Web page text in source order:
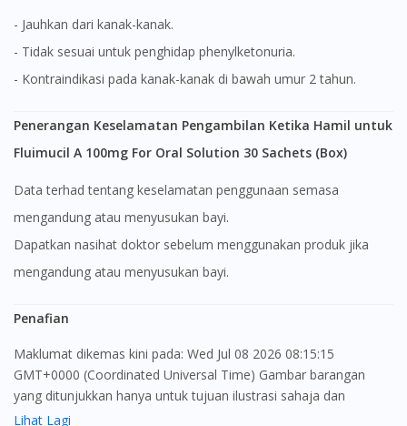
- Jauhkan dari kanak-kanak.
- Tidak sesuai untuk penghidap phenylketonuria.
- Kontraindikasi pada kanak-kanak di bawah umur 2 tahun.
Penerangan Keselamatan Pengambilan Ketika Hamil untuk
Fluimucil A 100mg For Oral Solution 30 Sachets (Box)
Data terhad tentang keselamatan penggunaan semasa
mengandung atau menyusukan bayi.
Dapatkan nasihat doktor sebelum menggunakan produk jika
mengandung atau menyusukan bayi.
Penafian
Maklumat dikemas kini pada: Wed Jul 08 2026 08:15:15
GMT+0000 (Coordinated Universal Time) Gambar barangan
yang ditunjukkan hanya untuk tujuan ilustrasi sahaja dan
mungkin tidak seperti produk yang sebenar
Lihat Lagi